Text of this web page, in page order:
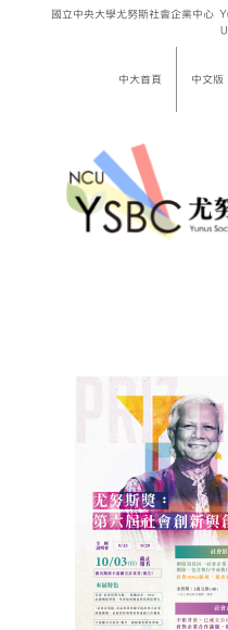
國立中央大學尤努斯社會企業中心
中大首頁 中文版